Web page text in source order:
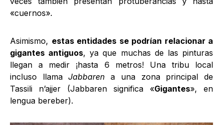
«cuernos».
Asimismo, estas entidades se podrían relacionar a
gigantes antiguos, ya que muchas de las pinturas
llegan a medir ¡hasta 6 metros! Una tribu local
incluso llamaJabbaren a una zona principal de
Tassili n’ajjer (Jabbaren significa «Gigantes», en
lengua bereber).